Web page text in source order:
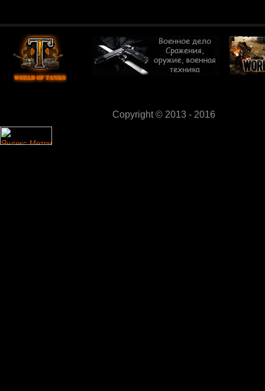
Copyright © 2013 - 2016